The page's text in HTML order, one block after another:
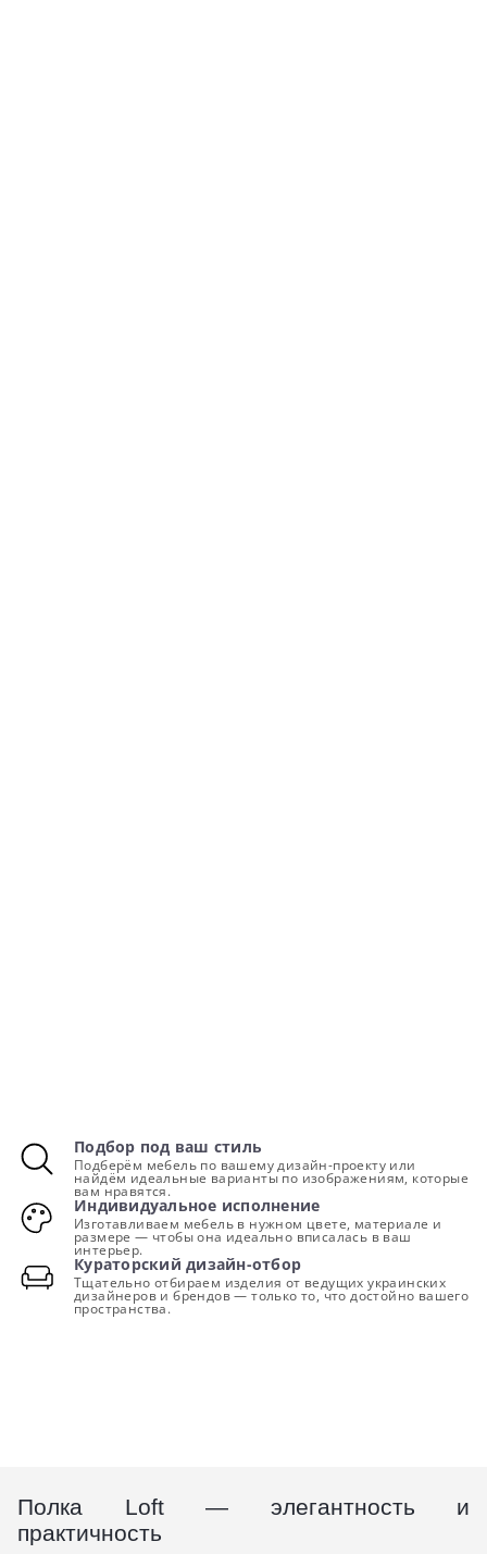
Подбор под ваш стиль
Подберём мебель по вашему дизайн-проекту или
найдём идеальные варианты по изображениям, которые
вам нравятся.
Индивидуальное исполнение
Изготавливаем мебель в нужном цвете, материале и
размере — чтобы она идеально вписалась в ваш
интерьер.
Кураторский дизайн-отбор
Тщательно отбираем изделия от ведущих украинских
дизайнеров и брендов — только то, что достойно вашего
пространства.
Полка Loft — элегантность и
практичность